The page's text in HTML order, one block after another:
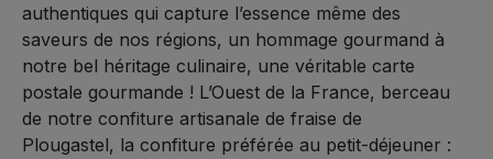
authentiques qui capture l’essence même des
saveurs de nos régions, un hommage gourmand à
notre bel héritage culinaire, une véritable carte
postale gourmande ! L’Ouest de la France, berceau
de notre confiture artisanale de fraise de
Plougastel, la confiture préférée au petit-déjeuner :